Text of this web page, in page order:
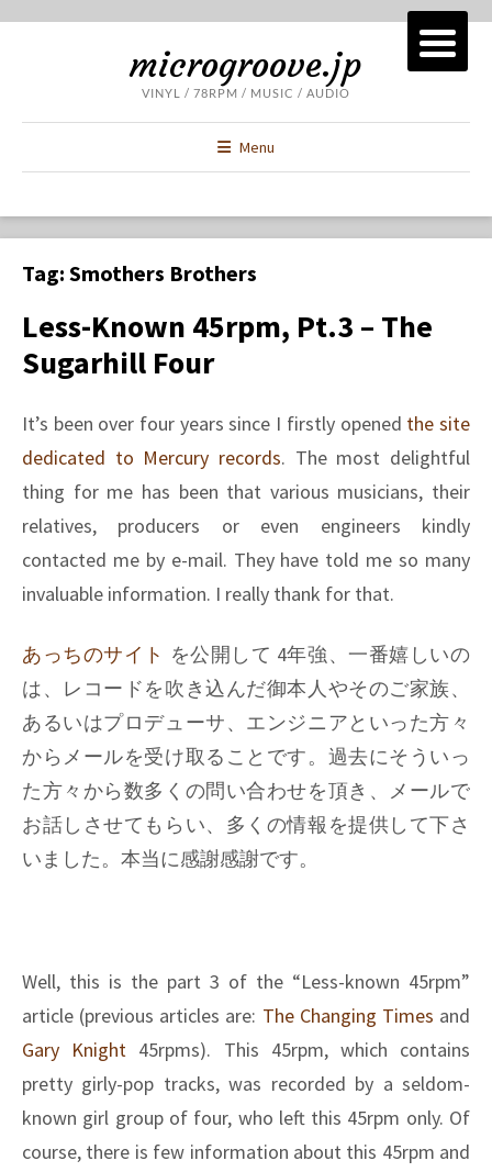
microgroove.jp
VINYL / 78RPM / MUSIC / AUDIO
Menu
Tag: Smothers Brothers
Less-Known 45rpm, Pt.3 – The
Sugarhill Four
It’s been over four years since I firstly opened the site
dedicated to Mercury records. The most delightful
thing for me has been that various musicians, their
relatives, producers or even engineers kindly
contacted me by e-mail. They have told me so many
invaluable information. I really thank for that.
あっちのサイト を公開して 4年強、一番嬉しいの
は、レコードを吹き込んだ御本人やそのご家族、
あるいはプロデューサ、エンジニアといった方々
からメールを受け取ることです。過去にそういっ
た方々から数多くの問い合わせを頂き、メールで
お話しさせてもらい、多くの情報を提供して下さ
いました。本当に感謝感謝です。
Well, this is the part 3 of the “Less-known 45rpm”
article (previous articles are: The Changing Times and
Gary Knight 45rpms). This 45rpm, which contains
pretty girly-pop tracks, was recorded by a seldom-
known girl group of four, who left this 45rpm only. Of
course, there is few information about this 45rpm and